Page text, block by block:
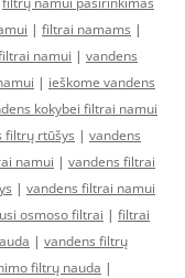
| filtrai namams |
namui | vandens
| ieškome vandens
kokybei filtrai namui
filtrų rtūšys | vandens
namui | vandens filtrai
| vandens filtrai namui
osmoso filtrai | filtrai
| vandens filtrų
filtrų nauda |